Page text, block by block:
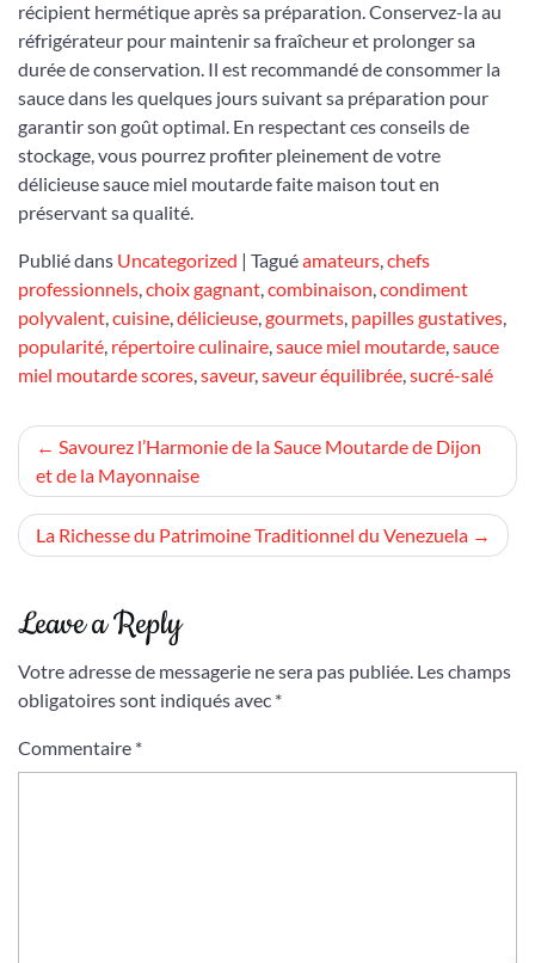
récipient hermétique après sa préparation. Conservez-la au
réfrigérateur pour maintenir sa fraîcheur et prolonger sa
durée de conservation. Il est recommandé de consommer la
sauce dans les quelques jours suivant sa préparation pour
garantir son goût optimal. En respectant ces conseils de
stockage, vous pourrez profiter pleinement de votre
délicieuse sauce miel moutarde faite maison tout en
préservant sa qualité.
Publié dans Uncategorized | Taguéamateurs,chefs
professionnels,choix gagnant,combinaison,condiment
polyvalent,cuisine,délicieuse,gourmets, papilles gustatives,
popularité, répertoire culinaire,sauce miel moutarde,sauce
miel moutarde scores,saveur,saveur équilibrée,sucré-salé
Navigation
de
l’article
Savourez l’Harmonie de la Sauce Moutarde de Dijon
et de la Mayonnaise
La Richesse du Patrimoine Traditionnel du Venezuela
Leave a Reply
Votre adresse de messagerie ne sera pas publiée. Les champs
obligatoires sont indiqués avec *
Commentaire *